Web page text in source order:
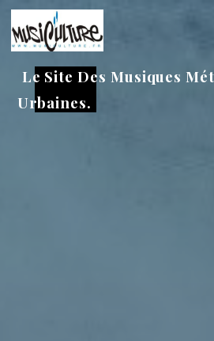
Aller
au
contenu
Le Site Des Musiques
Urbaines.